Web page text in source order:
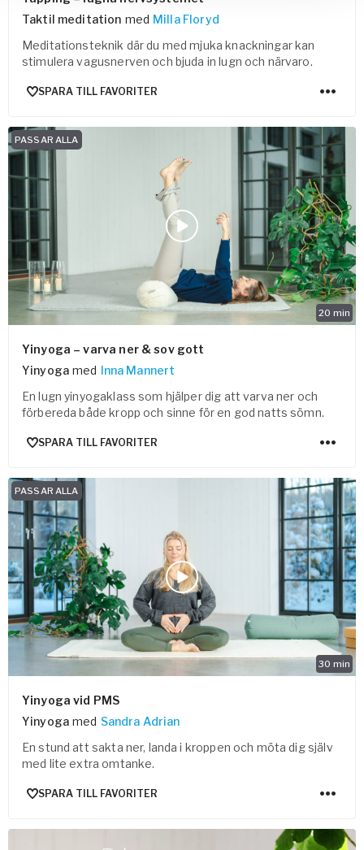
Taktil meditation med Milla Floryd
Meditationsteknik där du med mjuka knackningar kan
stimulera vagusnerven och bjuda in lugn och närvaro.
SPARA TILL FAVORITER
20 min
PASSAR ALLA
Yinyoga – varva ner & sov gott
Yinyoga med Inna Mannert
En lugn yinyogaklass som hjälper dig att varva ner och
förbereda både kropp och sinne för en god natts sömn.
SPARA TILL FAVORITER
30 min
PASSAR ALLA
Yinyoga vid PMS
Yinyoga med Sandra Adrian
En stund att sakta ner, landa i kroppen och möta dig själv
med lite extra omtanke.
SPARA TILL FAVORITER